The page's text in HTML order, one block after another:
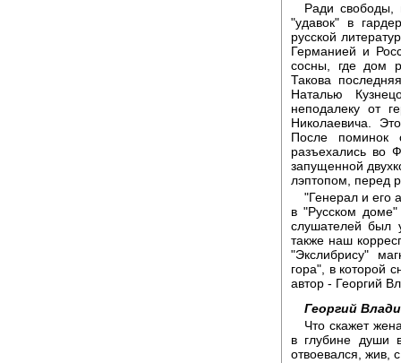
Ради свободы,
"удавок" в
русской
Германией и
сосны, где дом
Такова
Наталью
неподалеку от
Николаевича.
После
разъехались во
запущенной
лэптопом, перед
"Генерал и его
в "Русском
слушателей был
также наш
"Экслибрису"
гора", в которой
автор - Георгий
Георгий
Что скажет
в глубине души
отвоевался, жив,